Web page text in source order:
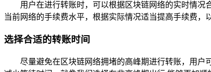
用户在进行转账时，可以根据区块链网络的实时情况
当前网络的手续费水平，根据实际情况适当提高手续费，
选择合适的转账时间
尽量避免在区块链网络拥堵的高峰期进行转账，用户